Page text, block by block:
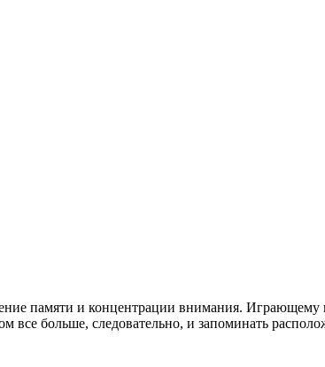
памяти и концентрации внимания.
все больше, следовательно, и запоминать